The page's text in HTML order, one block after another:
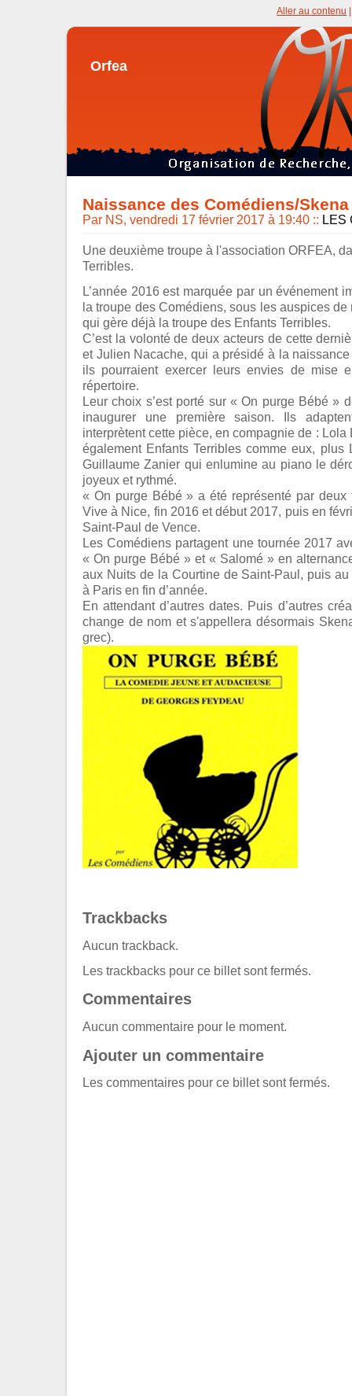
Orfea
Aller au contenu
Naissance des Comédiens/
Par NS, vendredi 17 février 2017 à 19:40 :: LES
Une deuxième troupe à l'association ORFEA,
Terribles.
L’année 2016 est marquée par un événement
la troupe des Comédiens, sous les auspices
qui gère déjà la troupe des Enfants Terribles.
C’est la volonté de deux acteurs de cette
et Julien Nacache, qui a présidé à la
ils pourraient exercer leurs envies de mise
répertoire.
Leur choix s’est porté sur « On purge Bébé »
inaugurer une première saison. Ils
interprètent cette pièce, en compagnie de :
également Enfants Terribles comme eux,
Guillaume Zanier qui enlumine au piano le
joyeux et rythmé.
« On purge Bébé » a été représenté par deux
Vive à Nice, fin 2016 et début 2017, puis en
Saint-Paul de Vence.
Les Comédiens partagent une tournée 2017
« On purge Bébé » et « Salomé » en
aux Nuits de la Courtine de Saint-Paul, puis
à Paris en fin d’année.
En attendant d’autres dates. Puis d’autres
change de nom et s'appellera désormais
grec).
Trackbacks
Aucun trackback.
Les trackbacks pour ce billet sont fermés.
Commentaires
Aucun commentaire pour le moment.
Ajouter un commentaire
Les commentaires pour ce billet sont fermés.